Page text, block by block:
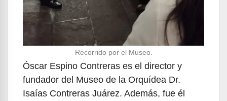
Recorrido por el Museo.
Óscar Espino Contreras es el director y
fundador del Museo de la Orquídea Dr.
Isaías Contreras Juárez. Además, fue él